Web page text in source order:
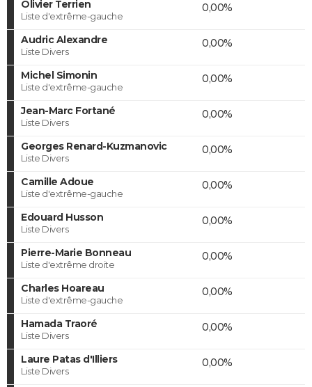
Olivier Terrien
Liste d'extrême-gauche
0,00%
Audric Alexandre
Liste Divers
0,00%
Michel Simonin
Liste d'extrême-gauche
0,00%
Jean-Marc Fortané
Liste Divers
0,00%
Georges Renard-Kuzmanovic
Liste Divers
0,00%
Camille Adoue
Liste d'extrême-gauche
0,00%
Edouard Husson
Liste Divers
0,00%
Pierre-Marie Bonneau
Liste d'extrême droite
0,00%
Charles Hoareau
Liste d'extrême-gauche
0,00%
Hamada Traoré
Liste Divers
0,00%
Laure Patas d'Illiers
Liste Divers
0,00%